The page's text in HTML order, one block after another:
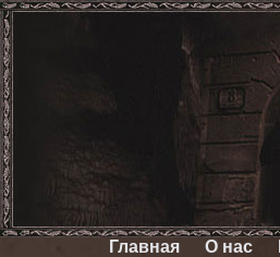
Главная О нас